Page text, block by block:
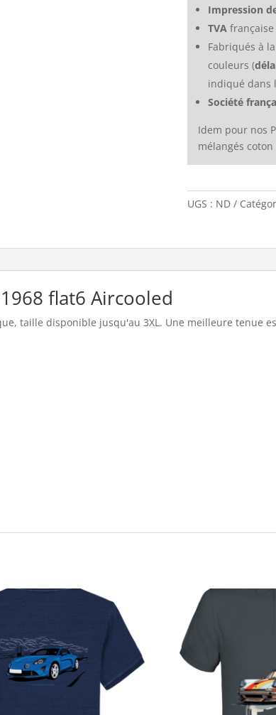
Impression
TVA
Fabriqués à
couleurs (
indiqué
Société
Idem pour nos
mélangés
UGS : ND
flat6 Aircooled
taille disponible jusqu'au 3XL. Une meilleure tenue